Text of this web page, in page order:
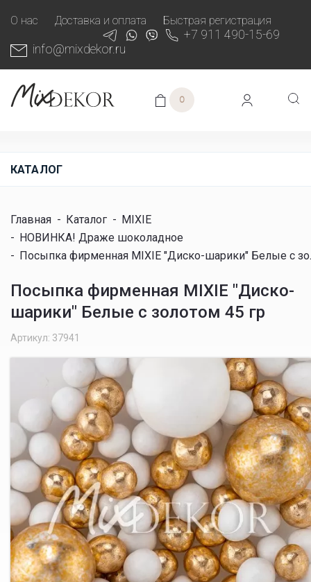
О нас Доставка и оплата Быстрая регистрация
+7 911 490-15-69
info@mixdekor.ru
0
КАТАЛОГ
Главная - Каталог - MIXIE
- НОВИНКА! Драже шоколадное
- Посыпка фирменная MIXIE "Диско-шарики" Белые с
Посыпка фирменная MIXIE "Диско-
шарики" Белые с золотом 45 гр
Артикул: 37941